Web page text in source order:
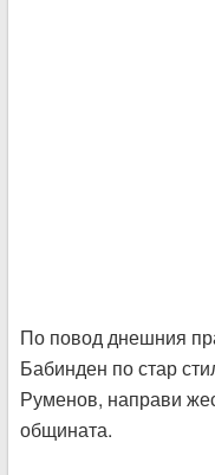
По повод днешния
Бабинден по стар
Руменов, направи
общината.